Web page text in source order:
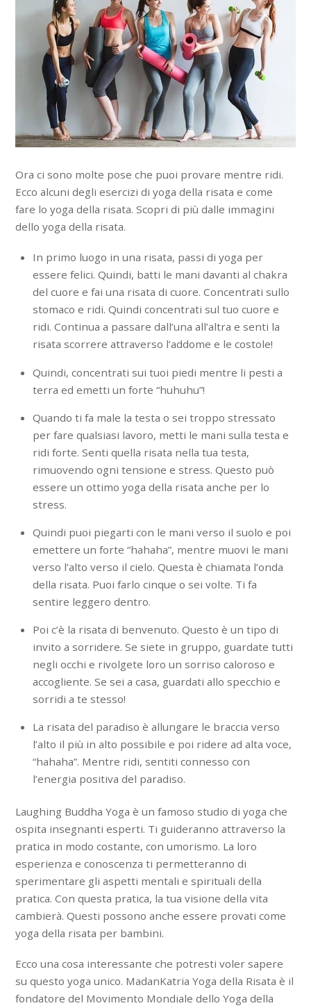
Ora ci sono molte pose che puoi provare mentre ridi.
Ecco alcuni degli esercizi di yoga della risata e come
fare lo yoga della risata. Scopri di più dalle immagini
dello yoga della risata.
In primo luogo in una risata, passi di yoga per
essere felici. Quindi, batti le mani davanti al chakra
del cuore e fai una risata di cuore. Concentrati sullo
stomaco e ridi. Quindi concentrati sul tuo cuore e
ridi. Continua a passare dall’una all’altra e senti la
risata scorrere attraverso l’addome e le costole!
Quindi, concentrati sui tuoi piedi mentre li pesti a
terra ed emetti un forte “huhuhu”!
Quando ti fa male la testa o sei troppo stressato
per fare qualsiasi lavoro, metti le mani sulla testa e
ridi forte. Senti quella risata nella tua testa,
rimuovendo ogni tensione e stress. Questo può
essere un ottimo yoga della risata anche per lo
stress.
Quindi puoi piegarti con le mani verso il suolo e poi
emettere un forte “hahaha”, mentre muovi le mani
verso l’alto verso il cielo. Questa è chiamata l’onda
della risata. Puoi farlo cinque o sei volte. Ti fa
sentire leggero dentro.
Poi c’è la risata di benvenuto. Questo è un tipo di
invito a sorridere. Se siete in gruppo, guardate tutti
negli occhi e rivolgete loro un sorriso caloroso e
accogliente. Se sei a casa, guardati allo specchio e
sorridi a te stesso!
La risata del paradiso è allungare le braccia verso
l’alto il più in alto possibile e poi ridere ad alta voce,
“hahaha”. Mentre ridi, sentiti connesso con
l’energia positiva del paradiso.
Laughing Buddha Yoga è un famoso studio di yoga che
ospita insegnanti esperti. Ti guideranno attraverso la
pratica in modo costante, con umorismo. La loro
esperienza e conoscenza ti permetteranno di
sperimentare gli aspetti mentali e spirituali della
pratica. Con questa pratica, la tua visione della vita
cambierà. Questi possono anche essere provati come
yoga della risata per bambini.
Ecco una cosa interessante che potresti voler sapere
su questo yoga unico. MadanKatria Yoga della Risata è il
fondatore del Movimento Mondiale dello Yoga della